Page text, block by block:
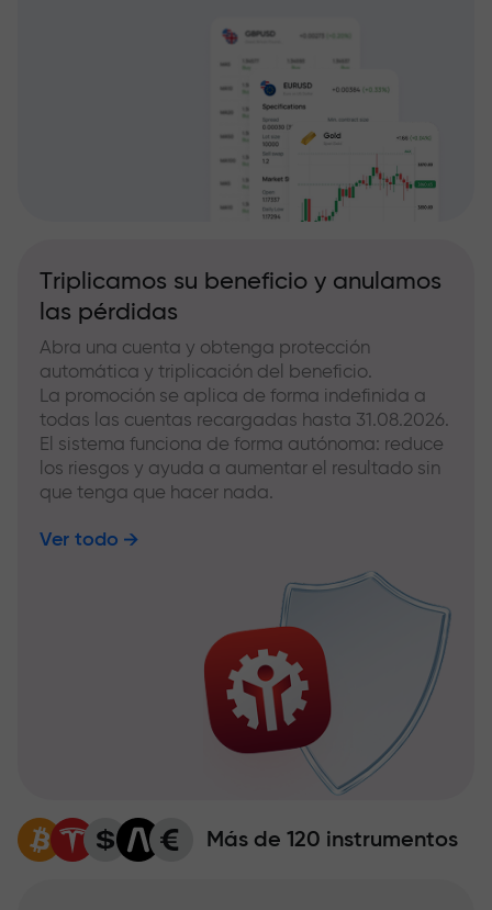
Triplicamos su beneficio y anulamos
las pérdidas
Abra una cuenta y obtenga protección
automática y triplicación del beneficio.
La promoción se aplica de forma indefinida a
todas las cuentas recargadas hasta 31.08.2026.
El sistema funciona de forma autónoma: reduce
los riesgos y ayuda a aumentar el resultado sin
que tenga que hacer nada.
Ver todo
Más de 120 instrumentos